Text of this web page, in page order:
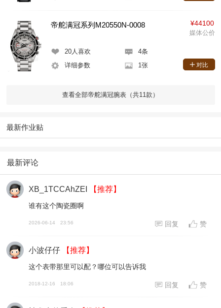
帝舵满冠系列M20550N-0008
20人喜欢
4条
详细参数
1张
¥44100
媒体公价
对比
查看全部帝舵满冠腕表（共11款）
最新作业贴
最新评论
XB_1TCCAhZEI 【推荐】
谁有这个陶瓷圈啊
2026-06-14 23:56 回复 赞
小波仔仔 【推荐】
这个表带那里可以配？哪位可以告诉我
2018-12-16 18:06 回复 赞